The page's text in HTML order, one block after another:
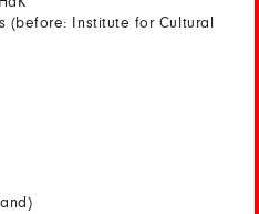
(before: Institute for Cultural